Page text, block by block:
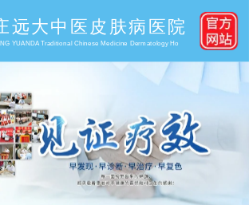
远大中医皮肤病医院
YUANDA Traditional Chinese Medicine Dermatology Ho